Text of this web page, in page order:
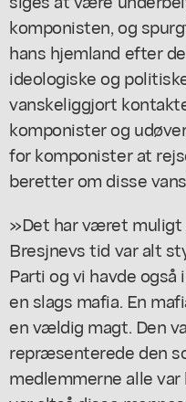
komponisten, og
hans hjemland efter
ideologiske og
vanskeliggjort
komponister og
for komponister at
beretter om disse
»Det har været muligt
Bresjnevs tid var alt
Parti og vi havde
en slags mafia. En
en vældig magt. Den
repræsenterede den
medlemmerne alle